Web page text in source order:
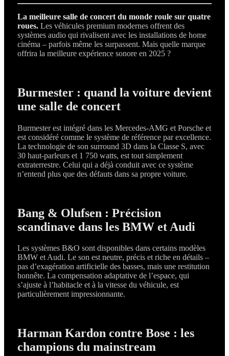
La meilleure salle de concert du monde roule sur quatre
roues. Les véhicules premium modernes offrent des
systèmes audio qui rivalisent avec les installations de home
cinéma – parfois même les surpassent. Mais quelle marque
offrira la meilleure expérience sonore en 2025 ?
Burmester : quand la voiture devient
une salle de concert
Burmester est intégré dans les Mercedes-AMG et Porsche et
est considéré comme le système de référence par excellence.
La technologie de son surround 3D dans la Classe S, avec
30 haut-parleurs et 1 750 watts, est tout simplement
extraterrestre. Celui qui a déjà conduit avec ce système
n’entend plus que des défauts dans sa propre voiture.
Bang & Olufsen : Précision
scandinave dans les BMW et Audi
Les systèmes B&O sont disponibles dans certains modèles
BMW et Audi. Le son est neutre, précis et riche en détails –
pas d’exagération artificielle des basses, mais une restitution
honnête. La compensation adaptative de l’espace, qui
s’ajuste à l’habitacle et à la vitesse du véhicule, est
particulièrement impressionnante.
Harman Kardon contre Bose : les
champions du mainstream